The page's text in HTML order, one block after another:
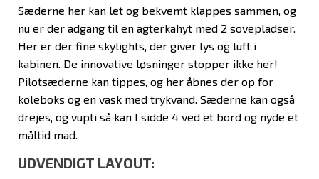
Sæderne her kan let og bekvemt klappes sammen, og
nu er der adgang til en agterkahyt med 2 sovepladser.
Her er der fine skylights, der giver lys og luft i
kabinen. De innovative løsninger stopper ikke her!
Pilotsæderne kan tippes, og her åbnes der op for
køleboks og en vask med trykvand. Sæderne kan også
drejes, og vupti så kan I sidde 4 ved et bord og nyde et
måltid mad.
UDVENDIGT LAYOUT: